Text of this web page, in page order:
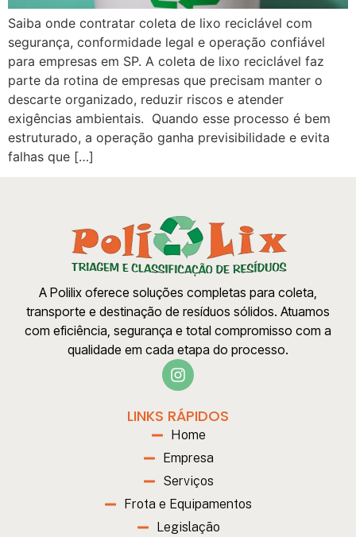
Saiba onde contratar coleta de lixo reciclável com
segurança, conformidade legal e operação confiável
para empresas em SP. A coleta de lixo reciclável faz
parte da rotina de empresas que precisam manter o
descarte organizado, reduzir riscos e atender
exigências ambientais. Quando esse processo é bem
estruturado, a operação ganha previsibilidade e evita
falhas que […]
A Polilix oferece soluções completas para coleta,
transporte e destinação de resíduos sólidos. Atuamos
com eficiência, segurança e total compromisso com a
qualidade em cada etapa do processo.
LINKS RÁPIDOS
Home
Empresa
Serviços
Frota e Equipamentos
Legislação